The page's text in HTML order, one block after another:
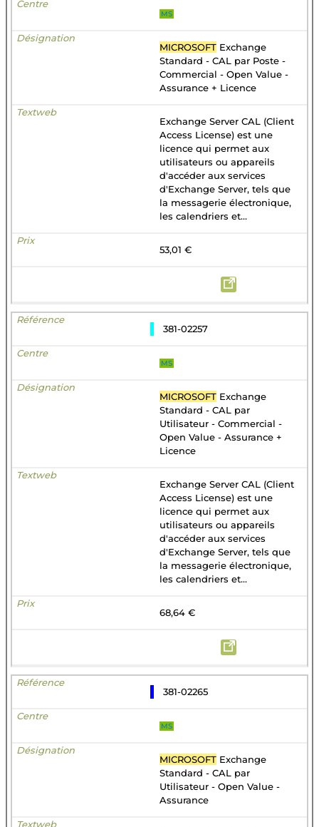
MS
MICROSOFT Exchange
Standard - CAL par Poste -
Commercial - Open Value -
Assurance + Licence
Exchange Server CAL (Client
Access License) est une
licence qui permet aux
utilisateurs ou appareils
d'accéder aux services
d'Exchange Server, tels que
la messagerie électronique,
les calendriers et...
53,01 €
381-02257
MS
MICROSOFT Exchange
Standard - CAL par
Utilisateur - Commercial -
Open Value - Assurance +
Licence
Exchange Server CAL (Client
Access License) est une
licence qui permet aux
utilisateurs ou appareils
d'accéder aux services
d'Exchange Server, tels que
la messagerie électronique,
les calendriers et...
68,64 €
381-02265
MS
MICROSOFT Exchange
Standard - CAL par
Utilisateur - Open Value -
Assurance